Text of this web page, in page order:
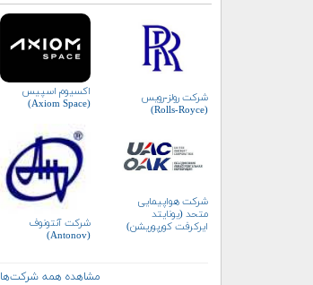
شرکت رولز-رویس
(Rolls-Royce)
اکسیوم اسپیس
(Axiom Space)
شرکت هواپیمایی
متحد (یونایتد
ایرکرفت کورپوریشن)
شرکت آنتونوف
(Antonov)
مشاهده همه شرکت‌ها